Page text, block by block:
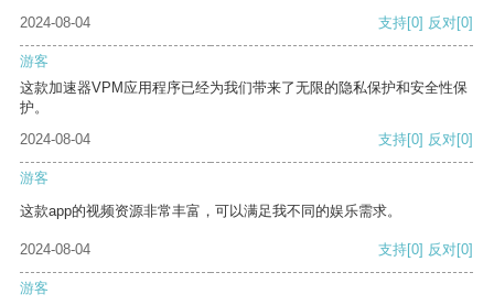
2024-08-04
支持[0] 反对[0]
游客
这款加速器VPM应用程序已经为我们带来了无限的隐私保护和安全性保
护。
2024-08-04
支持[0] 反对[0]
游客
这款app的视频资源非常丰富，可以满足我不同的娱乐需求。
2024-08-04 支持[0] 反对[0]
游客